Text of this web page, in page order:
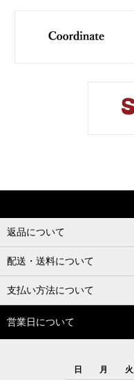
返品について
配送・送料について
支払い方法について
営業日について
日
月 火